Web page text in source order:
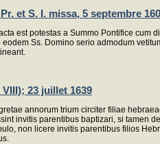
et S. I. missa, 5 septembre
est potestas a Summo Pontifice cum
Ss. Domino serio admodum
23 juillet 1639
annorum trium circiter filiae
invitis parentibus baptizari, si tamen
non licere invitis parentibus filios